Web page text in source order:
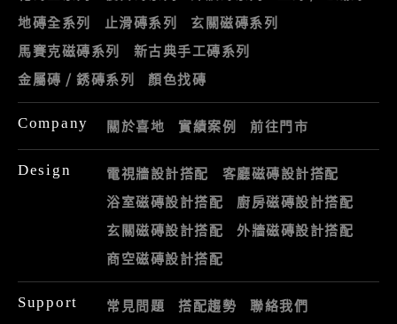
地磚全系列
止滑磚系列
玄關磁磚系列
馬賽克磁磚系列
新古典手工磚系列
金屬磚 / 銹磚系列
顏色找磚
Company 關於喜地 實績案例 前往門市
Design 電視牆設計搭配
客廳磁磚設計搭配
浴室磁磚設計搭配
廚房磁磚設計搭配
玄關磁磚設計搭配
外牆磁磚設計搭配
商空磁磚設計搭配
Support 常見問題 搭配趨勢 聯絡我們